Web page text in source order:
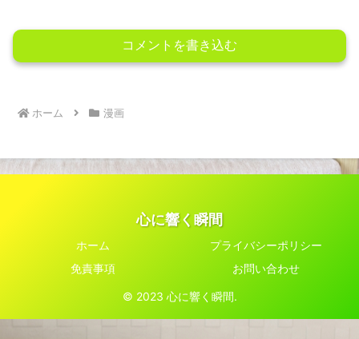
コメントを書き込む
ホーム 漫画
心に響く瞬間
ホーム
プライバシーポリシー
免責事項
お問い合わせ
© 2023 心に響く瞬間.